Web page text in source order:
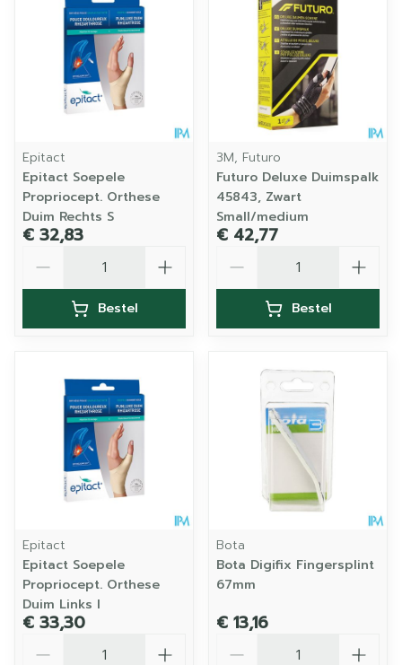
Epitact
Epitact Soepele
Propriocept. Orthese
Duim Rechts S
€ 32,83
Bestel
3M, Futuro
Futuro Deluxe Duimspalk
45843, Zwart
Small/medium
€ 42,77
Bestel
Epitact
Epitact Soepele
Propriocept. Orthese
Duim Links l
€ 33,30
Bota
Bota Digifix Fingersplint
67mm
€ 13,16